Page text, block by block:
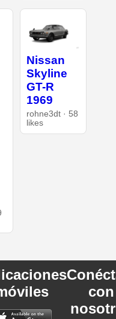
Nissan
Skyline
GT-R
1969
rohne3dt · 58
likes
con